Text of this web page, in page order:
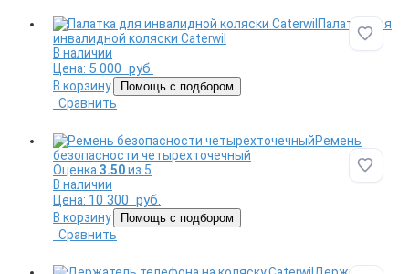
Палатка для
инвалидной коляски Caterwil
В наличии
Цена: 5 000 руб.
В корзину Помощь с подбором
Сравнить
Ремень
безопасности четырехточечный
Оценка3.50из 5
В наличии
Цена: 10 300 руб.
В корзину Помощь с подбором
Сравнить